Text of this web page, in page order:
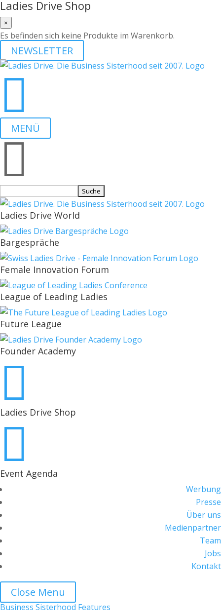
Ladies Drive Shop
×
Es befinden sich keine Produkte im Warenkorb.
NEWSLETTER

MENÜ

nach:
Ladies Drive World
Bargespräche
Female Innovation Forum
League of Leading Ladies
Future League
Founder Academy

Ladies Drive Shop

Event Agenda
Werbung
Presse
Über uns
Medienpartner
Team
Jobs
Kontakt
Close Menu
Business Sisterhood Features